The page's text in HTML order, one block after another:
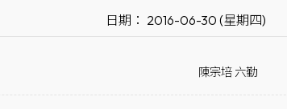
日期： 2016-06-30 (星期四)
陳宗培 六勤